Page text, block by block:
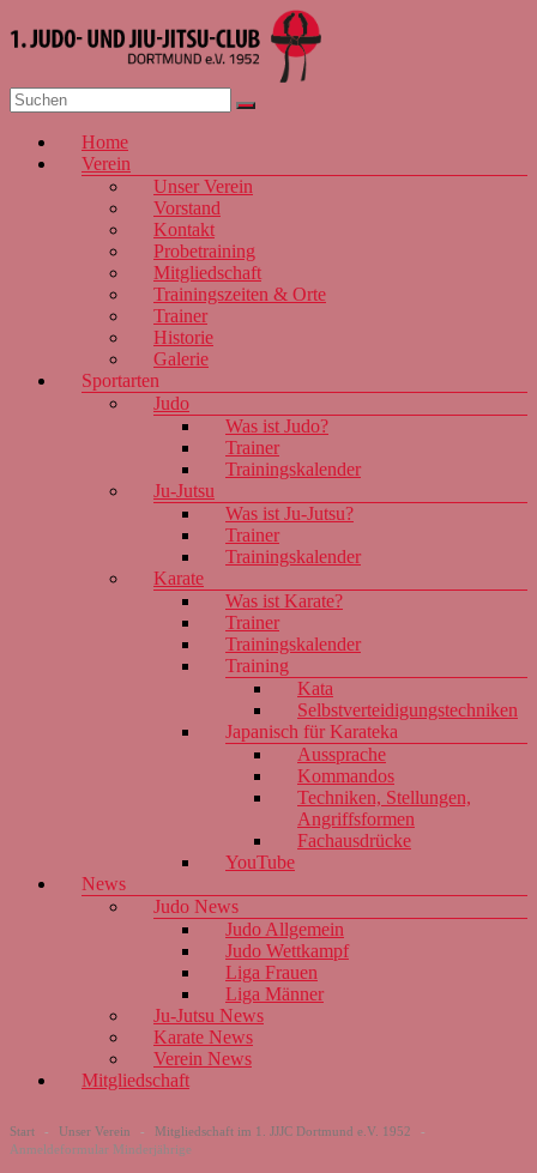
Inhalt
1. JJJC
Dortmund
e.V. 1952
Menü
Home
Verein
Unser Verein
Vorstand
Kontakt
Probetraining
Mitgliedschaft
Trainingszeiten & Orte
Trainer
Historie
Galerie
Sportarten
Judo
Was ist Judo?
Trainer
Trainingskalender
Ju-Jutsu
Was ist Ju-Jutsu?
Trainer
Trainingskalender
Karate
Was ist Karate?
Trainer
Trainingskalender
Training
Kata
Selbstverteidigungstechniken
Japanisch für Karateka
Aussprache
Kommandos
Techniken, Stellungen,
Angriffsformen
Fachausdrücke
YouTube
News
Judo News
Judo Allgemein
Judo Wettkampf
Liga Frauen
Liga Männer
Ju-Jutsu News
Karate News
Verein News
Mitgliedschaft
Start - Unser Verein - Mitgliedschaft im 1. JJJC Dortmund e.V. 1952
-
Anmeldeformular Minderjährige